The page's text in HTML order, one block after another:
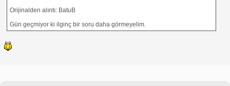
Orijinalden alıntı: BatuB
Gün geçmiyor ki ilginç bir soru daha görmeyelim.